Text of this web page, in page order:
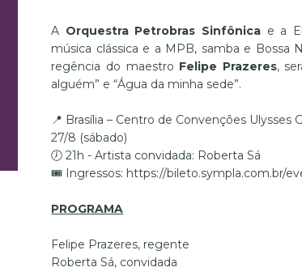
A Orquestra Petrobras Sinfônica e a
música clássica e a MPB, samba e Bossa
regência do maestro Felipe Prazeres,
alguém” e “Água da minha sede”.
📍 Brasília – Centro de Convenções Ulysses
27/8 (sábado)
🕖 21h - Artista convidada: Roberta Sá
🎟️ Ingressos: https://bileto.sympla.com.br/
PROGRAMA
Felipe Prazeres, regente
Roberta Sá, convidada